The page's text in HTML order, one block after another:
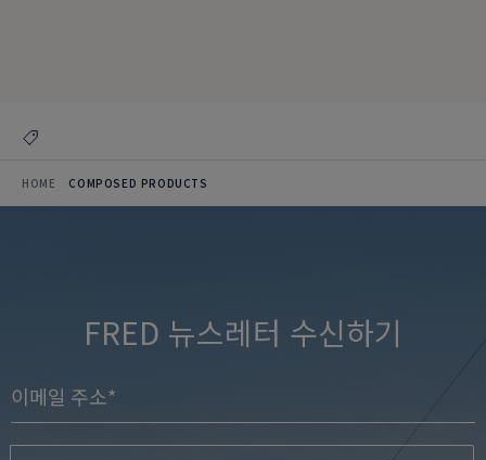
HOME COMPOSED PRODUCTS
FRED 뉴스레터 수신하기